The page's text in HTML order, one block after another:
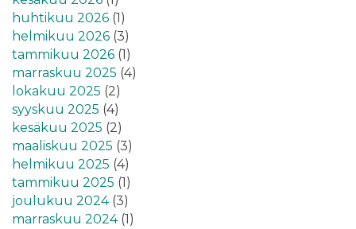
huhtikuu 2026 (1)
helmikuu 2026 (3)
tammikuu 2026 (1)
marraskuu 2025 (4)
lokakuu 2025 (2)
syyskuu 2025 (4)
kesäkuu 2025 (2)
maaliskuu 2025 (3)
helmikuu 2025 (4)
tammikuu 2025 (1)
joulukuu 2024(3)
marraskuu 2024(1)